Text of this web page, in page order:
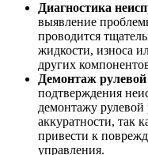
Диагностика
выявление
проводится
жидкости, износа
других
Демонтаж
подтверждения
демонтажу рулевой
аккуратности, так
привести к
управления.